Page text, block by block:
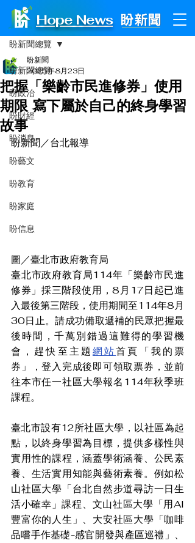
Hope News
文章
盼新聞總覽
盼政治
盼財經
盼消息
盼藝文
盼教育
盼家庭
盼信息
盼新聞總覽
把握「樂齡市民進修券」使用
期限 寫下屬於自己的終身學習
故事
盼新聞
2025年8月23日
盼新聞／台北報導
圖／臺北市政府教育局
臺北市政府教育局114年「樂齡市民進
修券」採三階段使用，8月17日起已進
入最後第三階段，使用期間至114年8月
30日止。請成功備取遞補的民眾把握最
後時間，千萬別錯過這難得的學習機
會，趕快至主題網站首頁「我的票
券」，登入完成後即可領取票券，並前
往本市任一社區大學報名114年秋季班
課程。
臺北市設有12所社區大學，以社區為起
點，以終身學習為目標，提供多樣性與
實用性的課程，涵蓋學術涵養、公民素
養、生活實用知能與藝術素養。例如松
山社區大學「台北自然步道尋訪一日生
活小確幸」課程、文山社區大學「用AI
豐富你的人生」、大安社區大學「咖啡
品嚐手作基礎-感官開發與產區巡禮」、